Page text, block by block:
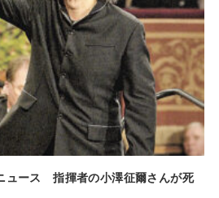
ース 指揮者の小澤征爾さんが死